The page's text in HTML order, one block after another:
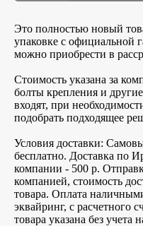
Это полностью новый
упаковке с официальной
можно приобрести в
Стоимость указана за
болты крепления и
входят, при
подобрать подходящее
Условия доставки:
бесплатно. Доставка по
компании - 500 р.
компанией, стоимость
товара. Оплата
эквайринг, с расчетного
товара указана без учета